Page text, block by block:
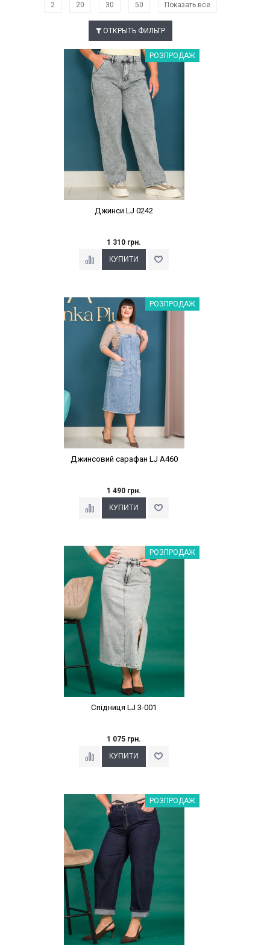
2 20 30 50 Показать все
ОТКРЫТЬ ФИЛЬТР
Наклейки Варіант з %РОЗПРОДАЖ
Джинси LJ 0242
1 310 грн.
Наклейки Варіант з %РОЗПРОДАЖ
Джинсовий сарафан LJ A460
1 490 грн.
Наклейки Варіант з %РОЗПРОДАЖ
Спідниця LJ 3-001
1 075 грн.
Наклейки Варіант з %РОЗПРОДАЖ